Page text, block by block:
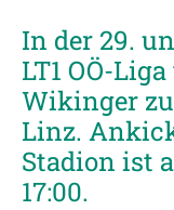
In der 29.
LT1 OÖ-
Wikinger
Linz.
Stadion ist
17:00.